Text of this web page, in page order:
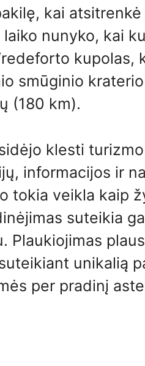
kai
nunyko, kai
kupolas,
smūginio
(180 km).
klesti
informacijos ir
tokia veikla kaip
suteikia
Plaukiojimas
unikalią
per pradinį